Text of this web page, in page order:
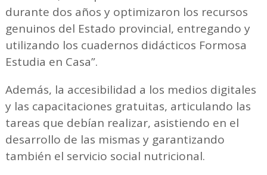
durante dos años y optimizaron los recursos
genuinos del Estado provincial, entregando y
utilizando los cuadernos didácticos Formosa
Estudia en Casa”.
Además, la accesibilidad a los medios digitales
y las capacitaciones gratuitas, articulando las
tareas que debían realizar, asistiendo en el
desarrollo de las mismas y garantizando
también el servicio social nutricional.